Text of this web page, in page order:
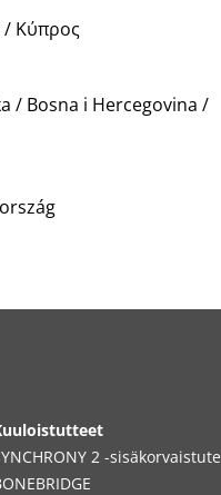
/ Κύπρος
/ Bosna i Hercegovina /
2 -sisäkorvaistute